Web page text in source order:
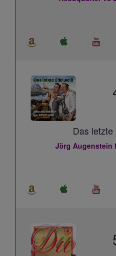
Das
Jörg Augenstein